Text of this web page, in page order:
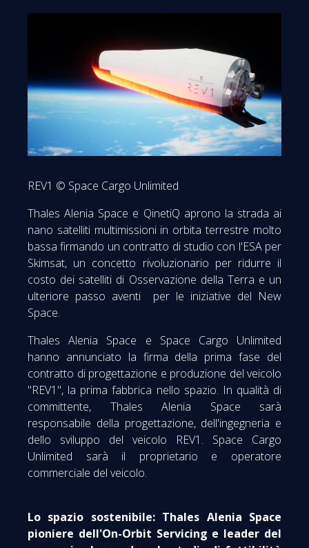
REV1 © Space Cargo Unlimited
Thales Alenia Space e QinetiQ aprono la strada ai
nano satelliti multimissioni in orbita terrestre molto
bassa firmando un contratto di studio con l'ESA per
Skimsat, un concetto rivoluzionario per ridurre il
costo dei satelliti di Osservazione della Terra e un
ulteriore passo aventi per le iniziative del New
Space.
Thales Alenia Space e Space Cargo Unlimited
hanno annunciato la firma della prima fase del
contratto di progettazione e produzione del veicolo
"REV1", la prima fabbrica nello spazio. In qualità di
committente, Thales Alenia Space sarà
responsabile della progettazione, dell'ingegneria e
dello sviluppo del veicolo REV1. Space Cargo
Unlimited sarà il proprietario e operatore
commerciale del veicolo.
Lo spazio sostenibile: Thales Alenia Space
pioniere dell'On-Orbit Servicing e leader del